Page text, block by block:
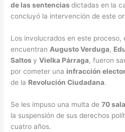
de las sentenciasdictadas en la
concluyó la intervención de este
Los involucrados en este proceso,
encuentran Augusto Verduga,
SaltosyVielka Párraga, fueron
por cometer una infracción
de la Revolución Ciudadana.
Se les impuso una multa de70
la suspensión de sus derechos
cuatro años.